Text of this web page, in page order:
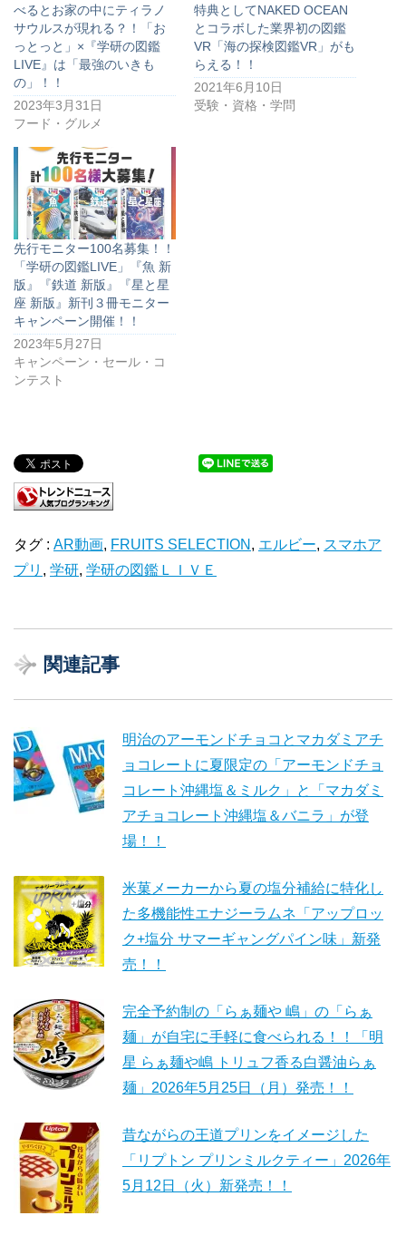
べるとお家の中にティラノ
サウルスが現れる？！「お
っとっと」×『学研の図鑑
LIVE』は「最強のいきも
の」！！
2023年3月31日
フード・グルメ
特典としてNAKED OCEAN
とコラボした業界初の図鑑
VR「海の探検図鑑VR」がも
らえる！！
2021年6月10日
受験・資格・学問
先行モニター100名募集！！
「学研の図鑑LIVE」『魚 新
版』『鉄道 新版』『星と星
座 新版』新刊３冊モニター
キャンペーン開催！！
2023年5月27日
キャンペーン・セール・コ
ンテスト
タグ : AR動画, FRUITS SELECTION , エルビー, スマホア
プリ , 学研, 学研の図鑑ＬＩＶＥ
関連記事
明治のアーモンドチョコとマカダミアチ
ョコレートに夏限定の「アーモンドチョ
コレート沖縄塩＆ミルク」と「マカダミ
アチョコレート沖縄塩＆バニラ」が登
場！！
米菓メーカーから夏の塩分補給に特化し
た多機能性エナジーラムネ「アップロッ
ク+塩分 サマーギャングパイン味」新発
売！！
完全予約制の「らぁ麺や 嶋」の「らぁ
麺」が自宅に手軽に食べられる！！「明
星 らぁ麺や嶋 トリュフ香る白醤油らぁ
麺」2026年5月25日（月）発売！！
昔ながらの王道プリンをイメージした
「リプトン プリンミルクティー」2026年
5月12日（火）新発売！！